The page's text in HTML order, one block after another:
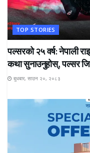
TOP STORIES
पल्सरको २५ वर्ष: नेपाली
कथा सुनाउनुहोस्, पल्सर
बुधबार, साउन २०, २०८३